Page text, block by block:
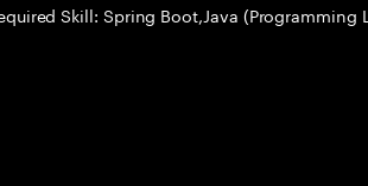
Skill: Spring Boot,Java (Programming